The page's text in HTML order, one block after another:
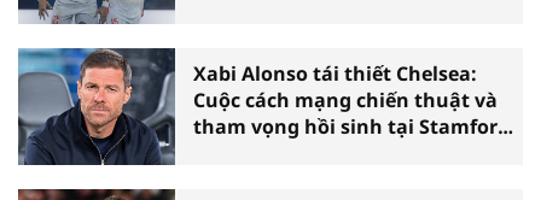
Xabi Alonso tái thiết Chelsea:
Cuộc cách mạng chiến thuật và
tham vọng hồi sinh tại Stamford